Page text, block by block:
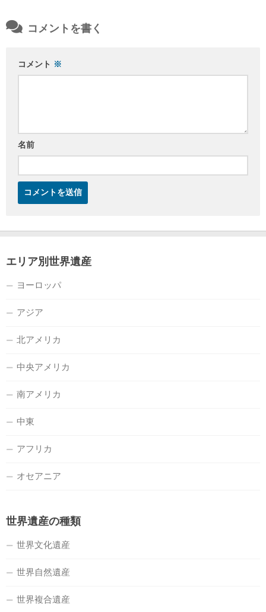
コメントを書く
コメント ※
名前
エリア別世界遺産
ヨーロッパ
アジア
北アメリカ
中央アメリカ
南アメリカ
中東
アフリカ
オセアニア
世界遺産の種類
世界文化遺産
世界自然遺産
世界複合遺産